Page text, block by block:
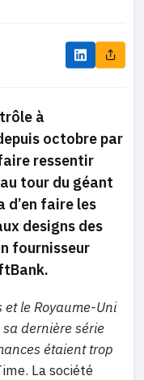
à
octobre par
ressentir
tour du géant
d’en faire les
designs des
fournisseur
et le Royaume-Uni
dernière série
étaient trop
La société